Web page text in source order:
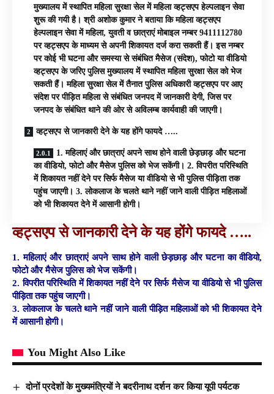
मुख्यालय में स्थापित महिला सुरक्षा सेल में महिला व्हट्सएप हेल्पलाइन सेवा
शुरू की गयी है। श्री अशोक कुमार ने बताया कि महिला व्हट्सएप
हेल्पलाइन सेवा में महिला, युवती व छात्राएं मोबाइल नम्बर 9411112780
पर व्हट्सएप के माध्यम से अपनी शिकायत दर्ज करा सकती हैं। इस नम्बर
पर कोई भी घटना और समस्या से संबंधित मैसेज (संदेश), फोटो या वीडियो
व्हट्सएप के जरिए पुलिस मुख्यालय में स्थापित महिला सुरक्षा सेल को भेज
सकती हैं। महिला सुरक्षा सेल में तैनात पुलिस अधिकारी व्हट्सएप पर आए
संदेश पर पीड़ित महिला से संबंधित जनपद में जानकारी देगी, जिस पर
जनपद के संबंधित थाने की ओर से अविलम्ब कार्यवाही की जाएगी।
व्हट्सएप से जानकारी देने के यह होंगे फायदे …..
1. महिलाएं और छात्राएं अपने साथ होने वाली छेड़छाड़ और घटना
का वीडियो, फोटो और मैसेज पुलिस को भेज सकेंगी। 2. विपरीत परिस्थिति
में शिकायत नहीं देने पर सिर्फ मैसेज या वीडियो से भी पुलिस पीड़िता तक
पहुंच जाएगी। 3. लोकलाज के चलते थाने नहीं जाने वाली पीड़ित महिलाओं
को भी शिकायत देने में आसानी होगी।
व्हट्सएप से जानकारी देने के यह होंगे फायदे …..
1. महिलाएं और छात्राएं अपने साथ होने वाली छेड़छाड़ और घटना का वीडियो,
फोटो और मैसेज पुलिस को भेज सकेंगी।
2. विपरीत परिस्थिति में शिकायत नहीं देने पर सिर्फ मैसेज या वीडियो से भी पुलिस
पीड़िता तक पहुंच जाएगी।
3. लोकलाज के चलते थाने नहीं जाने वाली पीड़ित महिलाओं को भी शिकायत देने
में आसानी होगी।
You Might Also Like
दोनों प्रदेशों के मुख्यमंत्रियों ने बदरीनाथ दर्शन कर किया यूपी पर्यटक